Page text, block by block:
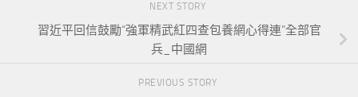
NEXT STORY
習近平回信鼓勵“強軍精武紅四查包養網心得連”全部官
兵_中國網
PREVIOUS STORY